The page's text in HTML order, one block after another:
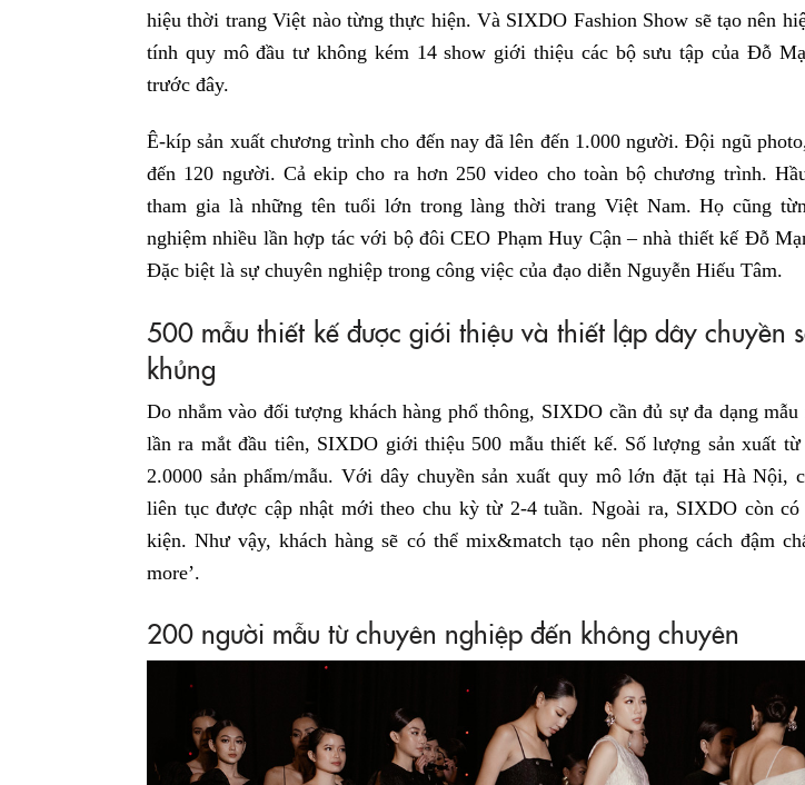
hiệu thời trang Việt nào từng thực hiện. Và SIXDO Fashion Show sẽ tạo nên
tính quy mô đầu tư không kém 14 show giới thiệu các bộ sưu tập của Đỗ
trước đây.
Ê-kíp sản xuất chương trình cho đến nay đã lên đến 1.000 người. Đội ngũ
đến 120 người. Cả ekip cho ra hơn 250 video cho toàn bộ chương trình.
tham gia là những tên tuổi lớn trong làng thời trang Việt Nam. Họ cũng
nghiệm nhiều lần hợp tác với bộ đôi CEO Phạm Huy Cận – nhà thiết kế Đỗ
Đặc biệt là sự chuyên nghiệp trong công việc của đạo diễn Nguyễn Hiếu Tâm.
500 mẫu thiết kế được giới thiệu và thiết lập dây chuyền
khủng
Do nhắm vào đối tượng khách hàng phổ thông, SIXDO cần đủ sự đa dạng mẫu
lần ra mắt đầu tiên, SIXDO giới thiệu 500 mẫu thiết kế. Số lượng sản xuất từ
2.0000 sản phẩm/mẫu. Với dây chuyền sản xuất quy mô lớn đặt tại Hà Nội,
liên tục được cập nhật mới theo chu kỳ từ 2-4 tuần. Ngoài ra, SIXDO còn có
kiện. Như vậy, khách hàng sẽ có thể mix&match tạo nên phong cách đậm
more’.
200 người mẫu từ chuyên nghiệp đến không chuyên